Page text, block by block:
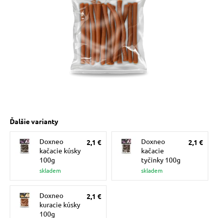
mačky
Ďalšie varianty
Doxneo
kačacie kúsky
100g
skladem
2,1 €
Doxneo
kačacie
tyčinky 100g
skladem
2,1 €
Doxneo
kuracie kúsky
100g
2,1 €